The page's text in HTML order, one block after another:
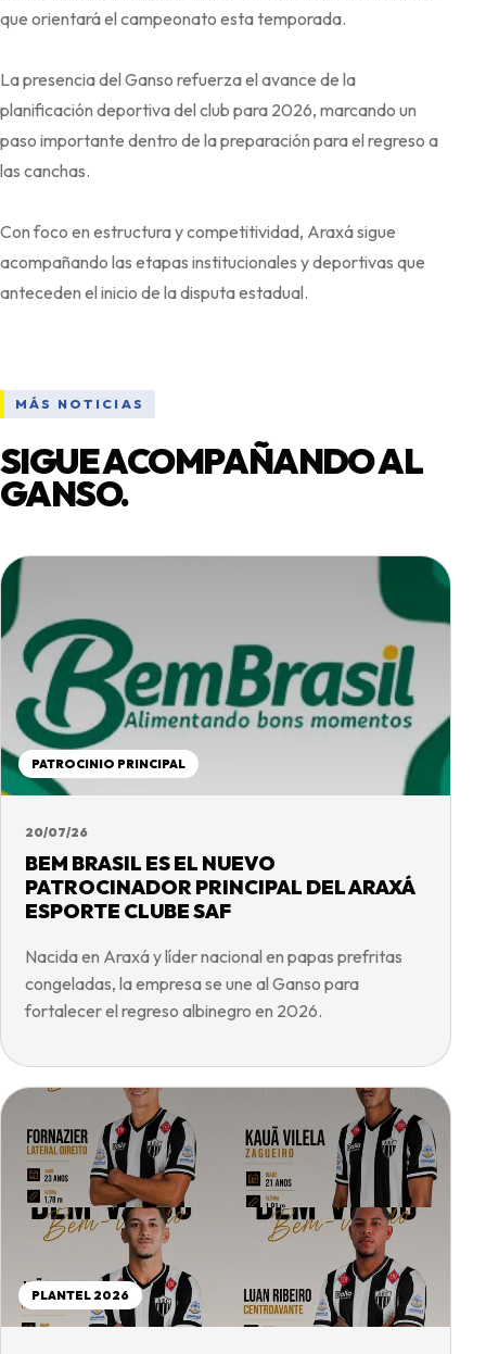
que orientará el campeonato esta temporada.
La presencia del Ganso refuerza el avance de la
planificación deportiva del club para 2026, marcando un
paso importante dentro de la preparación para el regreso a
las canchas.
Con foco en estructura y competitividad, Araxá sigue
acompañando las etapas institucionales y deportivas que
MÁS NOTICIAS
SIGUE ACOMPAÑANDO AL
GANSO.
PATROCINIO PRINCIPAL
20/07/26
BEM BRASIL ES EL NUEVO
PATROCINADOR PRINCIPAL DEL ARAXÁ
ESPORTE CLUBE SAF
Nacida en Araxá y líder nacional en papas prefritas
congeladas, la empresa se une al Ganso para
fortalecer el regreso albinegro en 2026.
PLANTEL 2026